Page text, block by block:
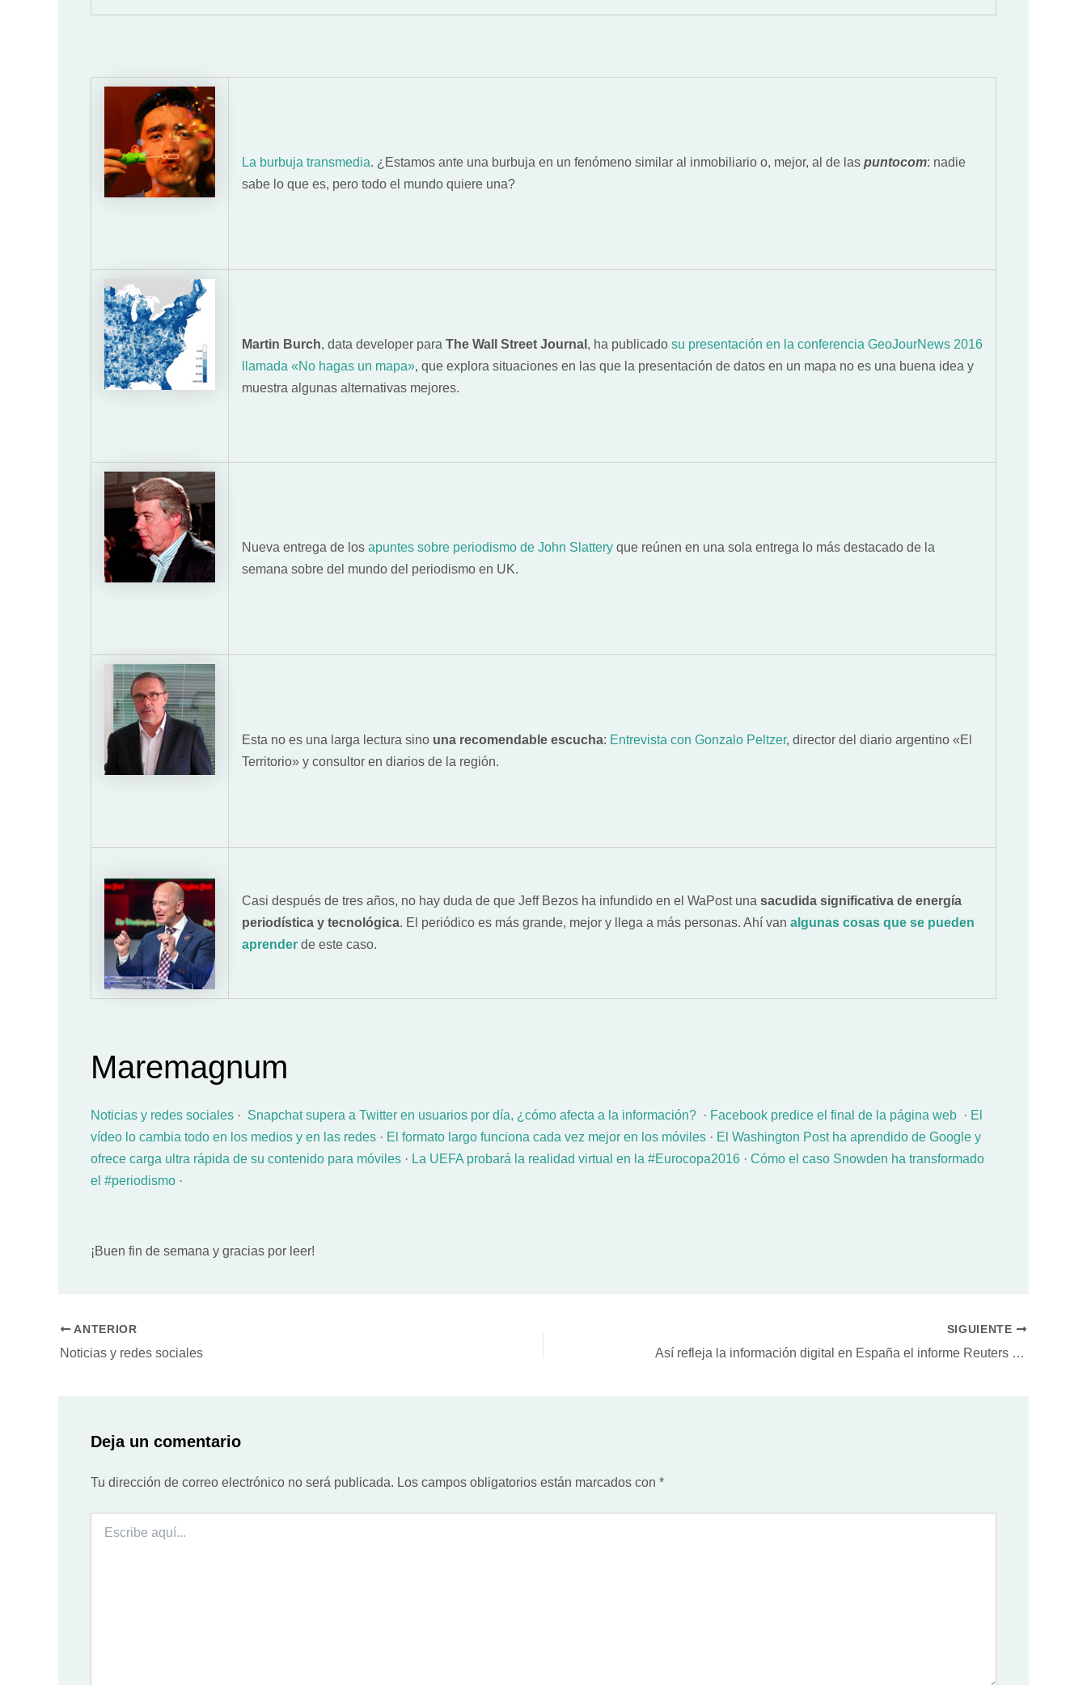
La burbuja transmedia. ¿Estamos ante una burbuja en un fenómeno similar al inmobiliario o, mejor, al de las puntocom: nadie
sabe lo que es, pero todo el mundo quiere una?
Martin Burch, data developer para The Wall Street Journal , ha publicado su presentación en la conferencia GeoJourNews 2016
llamada «No hagas un mapa», que explora situaciones en las que la presentación de datos en un mapa no es una buena idea y
muestra algunas alternativas mejores.
Nueva entrega de los apuntes sobre periodismo de John Slattery que reúnen en una sola entrega lo más destacado de la
semana sobre del mundo del periodismo en UK.
Esta no es una larga lectura sino una recomendable escucha: Entrevista con Gonzalo Peltzer, director del diario argentino «El
Territorio» y consultor en diarios de la región.
Casi después de tres años, no hay duda de que Jeff Bezos ha infundido en el WaPost una sacudida significativa de energía
periodística y tecnológica. El periódico es más grande, mejor y llega a más personas. Ahí van algunas cosas que se pueden
aprender de este caso.
Maremagnum
Noticias y redes sociales · Snapchat supera a Twitter en usuarios por día, ¿cómo afecta a la información? · Facebook predice el final de la página web · El
vídeo lo cambia todo en los medios y en las redes · El formato largo funciona cada vez mejor en los móviles · El Washington Post ha aprendido de Google y
ofrece carga ultra rápida de su contenido para móviles · La UEFA probará la realidad virtual en la #Eurocopa2016 · Cómo el caso Snowden ha transformado
el #periodismo ·
¡Buen fin de semana y gracias por leer!
ANTERIOR
Noticias y redes sociales
SIGUIENTE
Así refleja la información digital en España el informe Reuters 2016
Deja un comentario
Tu dirección de correo electrónico no será publicada. Los campos obligatorios están marcados con *
aquí...